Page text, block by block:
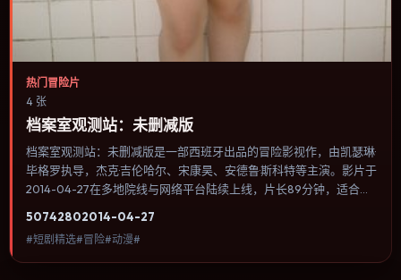
热门冒险片
4 张
档案室观测站：未删减版
档案室观测站：未删减版是一部西班牙出品的冒险影视作，由凯瑟琳·
毕格罗执导，杰克·吉伦哈尔、宋康昊、安德鲁·斯科特等主演。影片于
2014-04-27在多地院线与网络平台陆续上线，片长89分钟，适合喜
选择与情节推进，节奏与视听语言统一，可作为休闲观影或类型片补
片的选择。
50742802014-04-27
#短剧精选#冒险#动漫#